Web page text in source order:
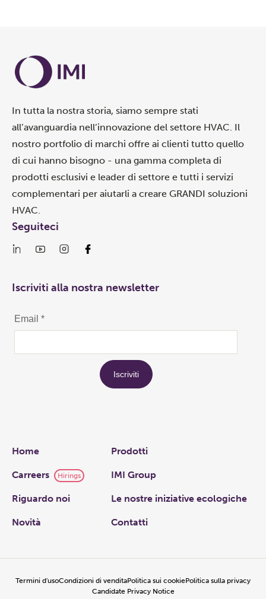
In tutta la nostra storia, siamo sempre stati
all’avanguardia nell’innovazione del settore HVAC. Il
nostro portfolio di marchi offre ai clienti tutto quello
di cui hanno bisogno - una gamma completa di
prodotti esclusivi e leader di settore e tutti i servizi
complementari per aiutarli a creare GRANDI soluzioni
HVAC.
Links
Home Prodotti
Carreers Hirings IMI Group
Riguardo noi Le nostre iniziative ecologiche
Novità Contatti
Seguiteci
Iscriviti alla nostra newsletter
Termini d'usoCondizioni di venditaPolitica sui cookiePolitica sulla privacy
Candidate Privacy Notice